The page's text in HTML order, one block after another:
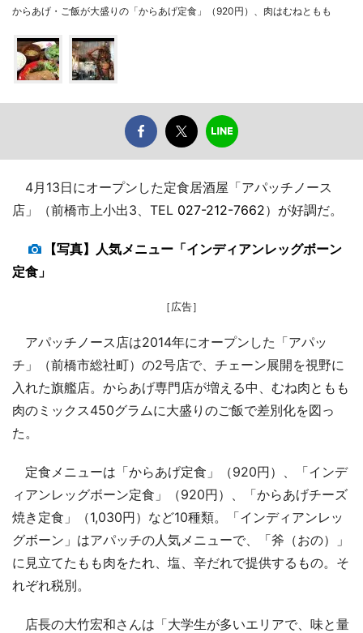
からあげ・ご飯が大盛りの「からあげ定食」（920円）、肉はむねともも
4月13日にオープンした定食居酒屋「アパッチノース
店」（前橋市上小出3、TEL 027-212-7662）が好調だ。
【写真】人気メニュー「インディアンレッグボーン
定食」
［広告］
アパッチノース店は2014年にオープンした「アパッ
チ」（前橋市総社町）の2号店で、チェーン展開を視野に
入れた旗艦店。からあげ専門店が増える中、むね肉ともも
肉のミックス450グラムに大盛りのご飯で差別化を図っ
た。
定食メニューは「からあげ定食」（920円）、「インデ
ィアンレッグボーン定食」（920円）、「からあげチーズ
焼き定食」（1,030円）など10種類。「インディアンレッ
グボーン」はアパッチの人気メニューで、「斧（おの）」
に見立てたもも肉をたれ、塩、辛だれで提供するもの。そ
れぞれ税別。
店長の大竹宏和さんは「大学生が多いエリアで、味と量